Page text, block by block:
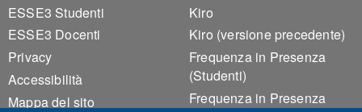
ESSE3 Studenti
ESSE3 Docenti
Privacy
Accessibilità
Mappa del sito
Kiro
Kiro (versione precedente)
Frequenza in Presenza
(Studenti)
Frequenza in Presenza